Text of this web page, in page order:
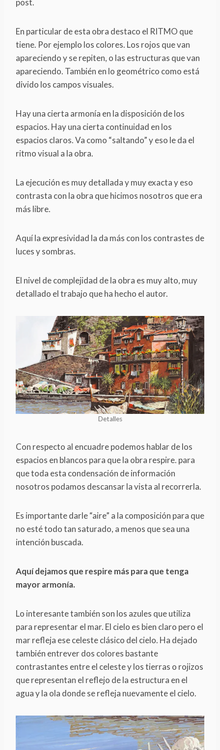
post.
En particular de esta obra destaco el RITMO que
tiene. Por ejemplo los colores. Los rojos que van
apareciendo y se repiten, o las estructuras que van
apareciendo. También en lo geométrico como está
divido los campos visuales.
Hay una cierta armonía en la disposición de los
espacios. Hay una cierta continuidad en los
espacios claros. Va como “saltando” y eso le da el
ritmo visual a la obra.
La ejecución es muy detallada y muy exacta y eso
contrasta con la obra que hicimos nosotros que era
más libre.
Aquí la expresividad la da más con los contrastes de
luces y sombras.
El nivel de complejidad de la obra es muy alto, muy
detallado el trabajo que ha hecho el autor.
Detalles
Con respecto al encuadre podemos hablar de los
espacios en blancos para que la obra respire. para
que toda esta condensación de información
nosotros podamos descansar la vista al recorrerla.
Es importante darle “aire” a la composición para que
no esté todo tan saturado, a menos que sea una
intención buscada.
Aquí dejamos que respire más para que tenga
mayor armonía.
Lo interesante también son los azules que utiliza
para representar el mar. El cielo es bien claro pero el
mar refleja ese celeste clásico del cielo. Ha dejado
también entrever dos colores bastante
contrastantes entre el celeste y los tierras o rojizos
que representan el reflejo de la estructura en el
agua y la ola donde se refleja nuevamente el cielo.